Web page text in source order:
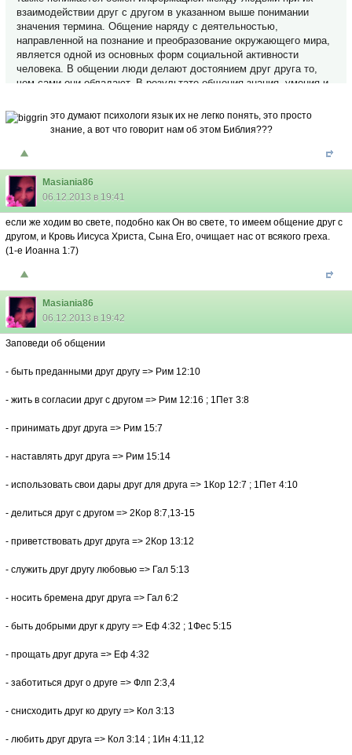
взаимодействии друг с другом в указанном выше понимании
значения термина. Общение наряду с деятельностью,
направленной на познание и преобразование окружающего мира,
является одной из основных форм социальной активности
человека. В обще­нии люди делают достоянием друг друга то,
чем сами они обладают. В результате общения знания, умения и
(отсюда, наверное, и название этой формы социальной
активности людей).
это думают психологи язык их не легко понять, это просто
знание, а вот что говорит нам об этом Библия???
Masiania86
06.12.2013 в 19:41
если же ходим во свете, подобно как Он во свете, то имеем общение друг с
другом, и Кровь Иисуса Христа, Сына Его, очищает нас от всякого греха.
(1-е Иоанна 1:7)
Masiania86
06.12.2013 в 19:42
Заповеди об общении
- быть преданными друг другу => Рим 12:10
- жить в согласии друг с другом => Рим 12:16 ; 1Пет 3:8
- принимать друг друга => Рим 15:7
- наставлять друг друга => Рим 15:14
- использовать свои дары друг для друга => 1Кор 12:7 ; 1Пет 4:10
- делиться друг с другом => 2Кор 8:7,13-15
- приветствовать друг друга => 2Кор 13:12
- служить друг другу любовью => Гал 5:13
- носить бремена друг друга => Гал 6:2
- быть добрыми друг к другу => Еф 4:32 ; 1Фес 5:15
- прощать друг друга => Еф 4:32
- заботиться друг о друге => Флп 2:3,4
- снисходить друг ко другу => Кол 3:13
- любить друг друга => Кол 3:14 ; 1Ин 4:11,12